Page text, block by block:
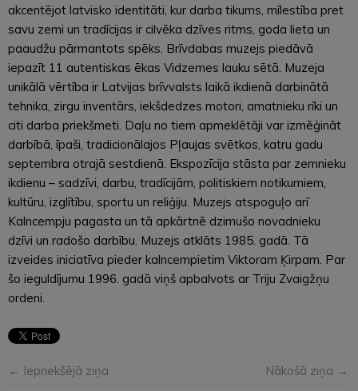
akcentējot latvisko identitāti, kur darba tikums, mīlestība pret
savu zemi un tradīcijas ir cilvēka dzīves ritms, goda lieta un
paaudžu pārmantots spēks. Brīvdabas muzejs piedāvā
iepazīt 11 autentiskas ēkas Vidzemes lauku sētā. Muzeja
unikālā vērtība ir Latvijas brīvvalsts laikā ikdienā darbinātā
tehnika, zirgu inventārs, iekšdedzes motori, amatnieku rīki un
citi darba priekšmeti. Daļu no tiem apmeklētāji var izmēģināt
darbībā, īpaši, tradicionālajos Pļaujas svētkos, katru gadu
septembra otrajā sestdienā. Ekspozīcija stāsta par zemnieku
ikdienu – sadzīvi, darbu, tradīcijām, politiskiem notikumiem,
kultūru, izglītību, sportu un reliģiju. Muzejs atspoguļo arī
Kalncempju pagasta un tā apkārtnē dzimušo novadnieku
dzīvi un radošo darbību. Muzejs atklāts 1985. gadā. Tā
izveides iniciatīva pieder kalncempietim Viktoram Ķirpam. Par
šo ieguldījumu 1996. gadā viņš apbalvots ar Triju Zvaigžņu
ordeni.
← Iepriekšējā ziņa Nākošā ziņa →